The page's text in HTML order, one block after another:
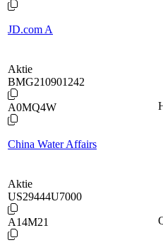
JD.com A
Aktie
BMG210901242
A0MQ4W
China Water Affairs
Aktie
US29444U7000
A14M21